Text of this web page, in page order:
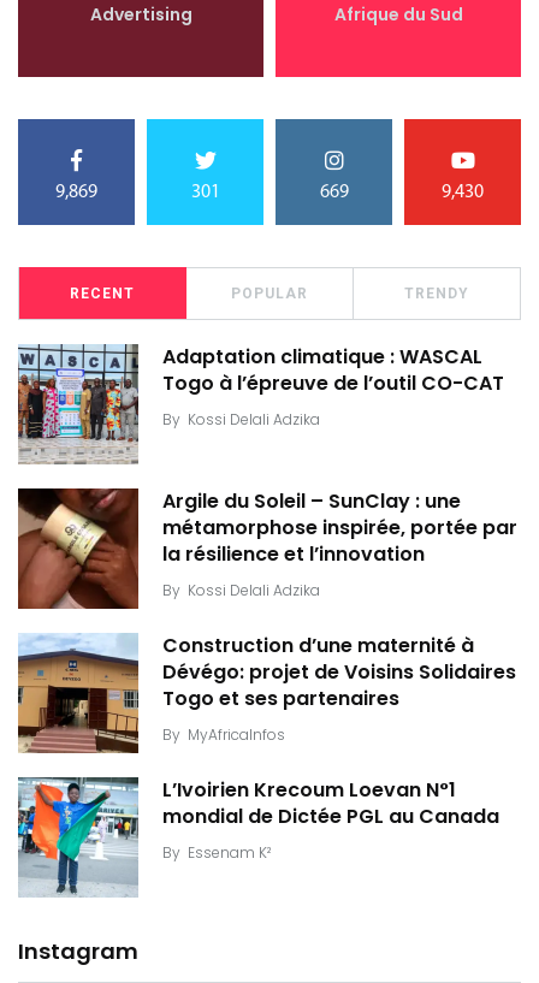
Advertising Afrique du Sud
9,869 301 669 9,430
RECENT POPULAR TRENDY
Adaptation climatique : WASCAL
Togo à l’épreuve de l’outil CO-CAT
By Kossi Delali Adzika
Argile du Soleil – SunClay : une
métamorphose inspirée, portée par
la résilience et l’innovation
By Kossi Delali Adzika
Construction d’une maternité à
Dévégo: projet de Voisins Solidaires
Togo et ses partenaires
By MyAfricaInfos
L’Ivoirien Krecoum Loevan N°1
mondial de Dictée PGL au Canada
By Essenam K²
Instagram